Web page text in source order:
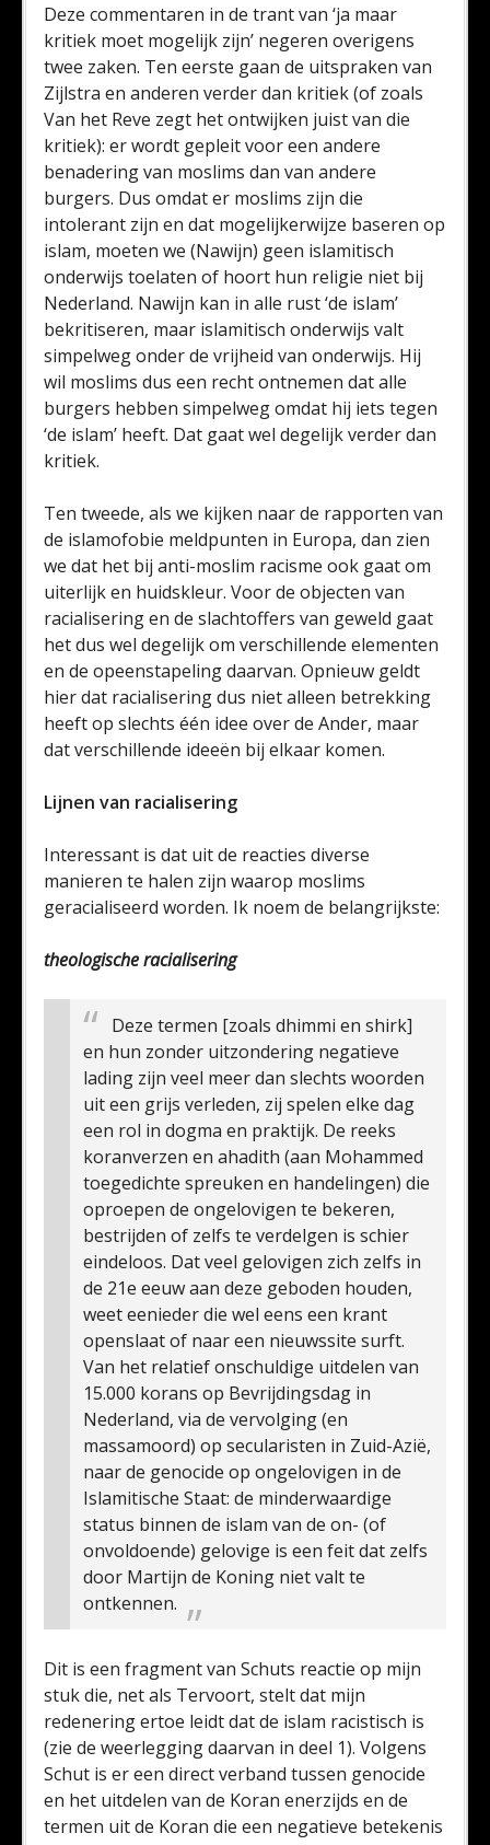
Deze commentaren in de trant van ‘ja maar
kritiek moet mogelijk zijn’ negeren overigens
twee zaken. Ten eerste gaan de uitspraken van
Zijlstra en anderen verder dan kritiek (of zoals
Van het Reve zegt het ontwijken juist van die
kritiek): er wordt gepleit voor een andere
benadering van moslims dan van andere
burgers. Dus omdat er moslims zijn die
intolerant zijn en dat mogelijkerwijze baseren op
islam, moeten we (Nawijn) geen islamitisch
onderwijs toelaten of hoort hun religie niet bij
Nederland. Nawijn kan in alle rust ‘de islam’
bekritiseren, maar islamitisch onderwijs valt
simpelweg onder de vrijheid van onderwijs. Hij
wil moslims dus een recht ontnemen dat alle
burgers hebben simpelweg omdat hij iets tegen
‘de islam’ heeft. Dat gaat wel degelijk verder dan
kritiek.
Ten tweede, als we kijken naar de rapporten van
de islamofobie meldpunten in Europa, dan zien
we dat het bij anti-moslim racisme ook gaat om
uiterlijk en huidskleur. Voor de objecten van
racialisering en de slachtoffers van geweld gaat
het dus wel degelijk om verschillende elementen
en de opeenstapeling daarvan. Opnieuw geldt
hier dat racialisering dus niet alleen betrekking
heeft op slechts één idee over de Ander, maar
dat verschillende ideeën bij elkaar komen.
Lijnen van racialisering
Interessant is dat uit de reacties diverse
manieren te halen zijn waarop moslims
geracialiseerd worden. Ik noem de belangrijkste:
theologische racialisering
Deze termen [zoals dhimmi en shirk]
en hun zonder uitzondering negatieve
lading zijn veel meer dan slechts woorden
uit een grijs verleden, zij spelen elke dag
een rol in dogma en praktijk. De reeks
koranverzen en ahadith (aan Mohammed
toegedichte spreuken en handelingen) die
oproepen de ongelovigen te bekeren,
bestrijden of zelfs te verdelgen is schier
eindeloos. Dat veel gelovigen zich zelfs in
de 21e eeuw aan deze geboden houden,
weet eenieder die wel eens een krant
openslaat of naar een nieuwssite surft.
Van het relatief onschuldige uitdelen van
15.000 korans op Bevrijdingsdag in
Nederland, via de vervolging (en
massamoord) op secularisten in Zuid-Azië,
naar de genocide op ongelovigen in de
Islamitische Staat: de minderwaardige
status binnen de islam van de on- (of
onvoldoende) gelovige is een feit dat zelfs
door Martijn de Koning niet valt te
ontkennen.
Dit is een fragment van Schuts reactie op mijn
stuk die, net als Tervoort, stelt dat mijn
redenering ertoe leidt dat de islam racistisch is
(zie de weerlegging daarvan in deel 1). Volgens
Schut is er een direct verband tussen genocide
en het uitdelen van de Koran enerzijds en de
termen uit de Koran die een negatieve betekenis